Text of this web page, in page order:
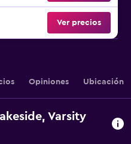
Ver precios
Opiniones Ubicación
Varsity